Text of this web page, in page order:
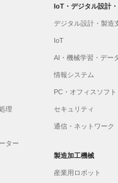
理
ター
IoT・デジタル設計
デジタル設計・製造
IoT
AI・機械学習・デー
情報システム
PC・オフィスソフト
セキュリティ
通信・ネットワーク
製造加工機械
産業用ロボット